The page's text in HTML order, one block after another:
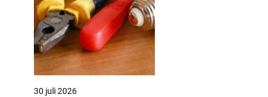
30 juli 2026